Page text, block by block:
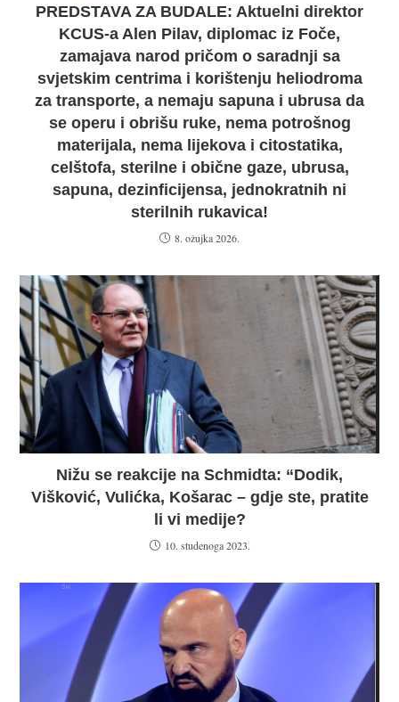
PREDSTAVA ZA BUDALE: Aktuelni direktor
KCUS-a Alen Pilav, diplomac iz Foče,
zamajava narod pričom o saradnji sa
svjetskim centrima i korištenju heliodroma
za transporte, a nemaju sapuna i ubrusa da
se operu i obrišu ruke, nema potrošnog
materijala, nema lijekova i citostatika,
celštofa, sterilne i obične gaze, ubrusa,
sapuna, dezinficijensa, jednokratnih ni
sterilnih rukavica!
8. ožujka 2026.
Nižu se reakcije na Schmidta: “Dodik,
Višković, Vulićka, Košarac – gdje ste, pratite
li vi medije?
10. studenoga 2023.